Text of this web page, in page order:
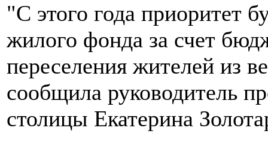
"С этого года приоритет
жилого фонда за счет
переселения жителей из
сообщила руководитель
столицы Екатерина